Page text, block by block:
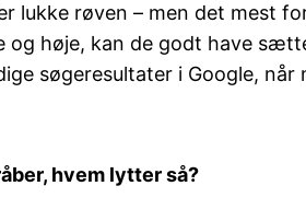
lukke røven – men det mest
og høje, kan de godt have
søgeresultater i Google, når
hvem lytter så?